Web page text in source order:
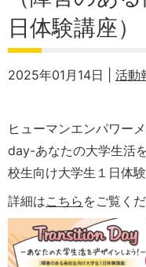
日体験講座）
2025年01月14日 | 活動
ヒューマンエンパワー
day-あなたの大学生活
校生向け大学生１日体
詳細はこちら をご覧くだ